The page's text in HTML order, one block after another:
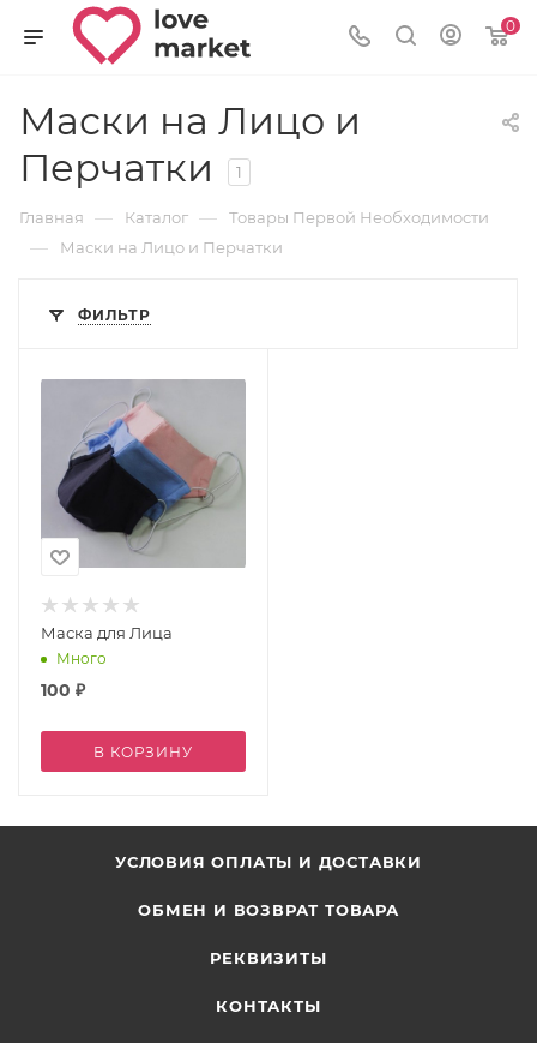
0
Маски на Лицо и
Перчатки
1
Главная — Каталог — Товары Первой Необходимости
— Маски на Лицо и Перчатки
ФИЛЬТР
Маска для Лица
Много
100 ₽
В КОРЗИНУ
УСЛОВИЯ ОПЛАТЫ И ДОСТАВКИ
ОБМЕН И ВОЗВРАТ ТОВАРА
РЕКВИЗИТЫ
КОНТАКТЫ